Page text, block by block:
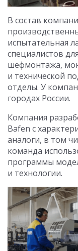
В состав
испытательная
специалистов
шефмонтажа,
и технической
отделы. У
городах России.
Компания
Bafen с
аналоги, в том
команда
программы
и технологии.